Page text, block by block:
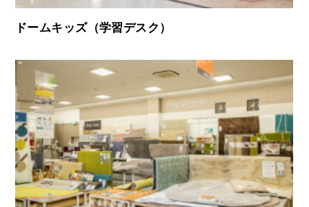
ドームキッズ（学習デスク）